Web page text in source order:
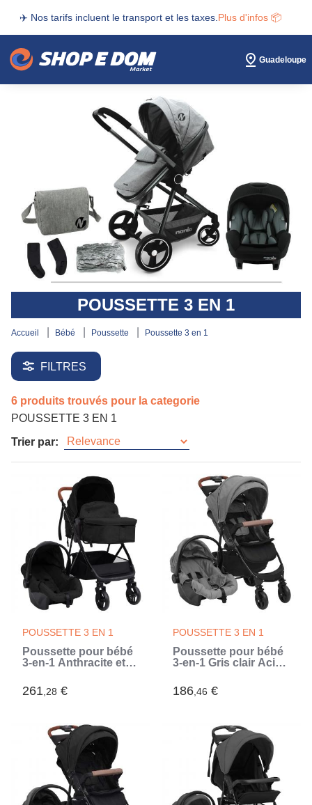
✈️ Nos tarifs incluent le transport et les taxes. Plus d'infos 📦
Guadeloupe
POUSSETTE 3 EN 1
accueil bébé poussette poussette 3 en 1
FILTRES
6 produits trouvés pour la categorie
POUSSETTE 3 EN 1
Trier par:
POUSSETTE 3 EN 1
Poussette pour bébé
3-en-1 Anthracite et
261,28 €
POUSSETTE 3 EN 1
Poussette pour bébé
3-en-1 Gris clair Acier
186,46 €